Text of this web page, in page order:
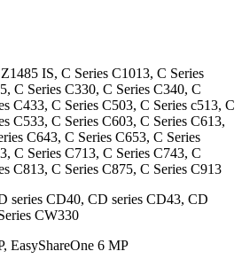
IS, C Series C1013, C Series
C Series C330, C Series C340, C
C433, C Series C503, C Series c513, C
C533, C Series C603, C Series C613,
C643, C Series C653, C Series
C Series C713, C Series C743, C
C813, C Series C875, C Series C913
series CD40, CD series CD43, CD
CW330
EasyShareOne 6 MP